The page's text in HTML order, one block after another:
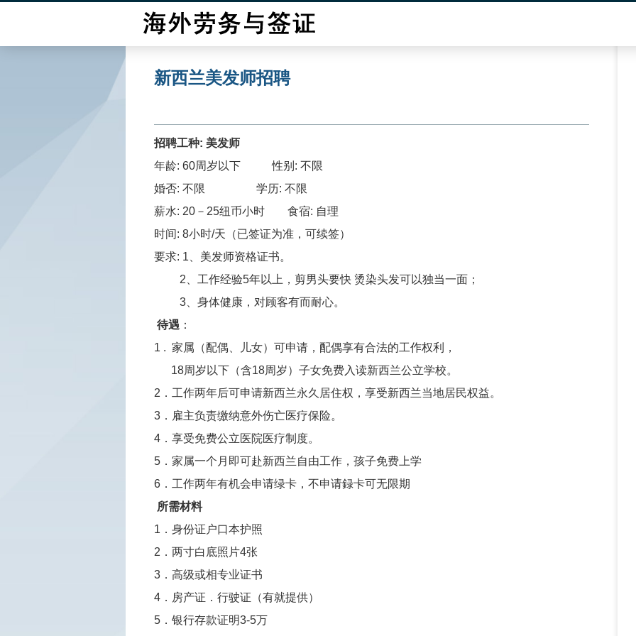
新西兰美发师招聘
招聘工种: 美发师
年龄: 60周岁以下 性别: 不限
婚否: 不限 学历: 不限
薪水: 20－25纽币小时 食宿: 自理
时间: 8小时/天（已签证为准，可续签）
要求: 1、美发师资格证书。
2、工作经验5年以上，剪男头要快 烫染头发可以独当一面；
3、身体健康，对顾客有而耐心。
待遇 ：
1 . 家属（配偶、儿女）可申请，配偶享有合法的工作权利，
18周岁以下（含18周岁）子女免费入读新西兰公立学校。
2．工作两年后可申请新西兰永久居住权，享受新西兰当地居民权益。
3．雇主负责缴纳意外伤亡医疗保险。
4．享受免费公立医院医疗制度。
5．家属一个月即可赴新西兰自由工作，孩子免费上学
6．工作两年有机会申请绿卡，不申请録卡可无限期
所需材料
1．身份证户口本护照
2．两寸白底照片4张
3．高级或相专业证书
4．房产证．行驶证（有就提供）
5．银行存款证明3-5万